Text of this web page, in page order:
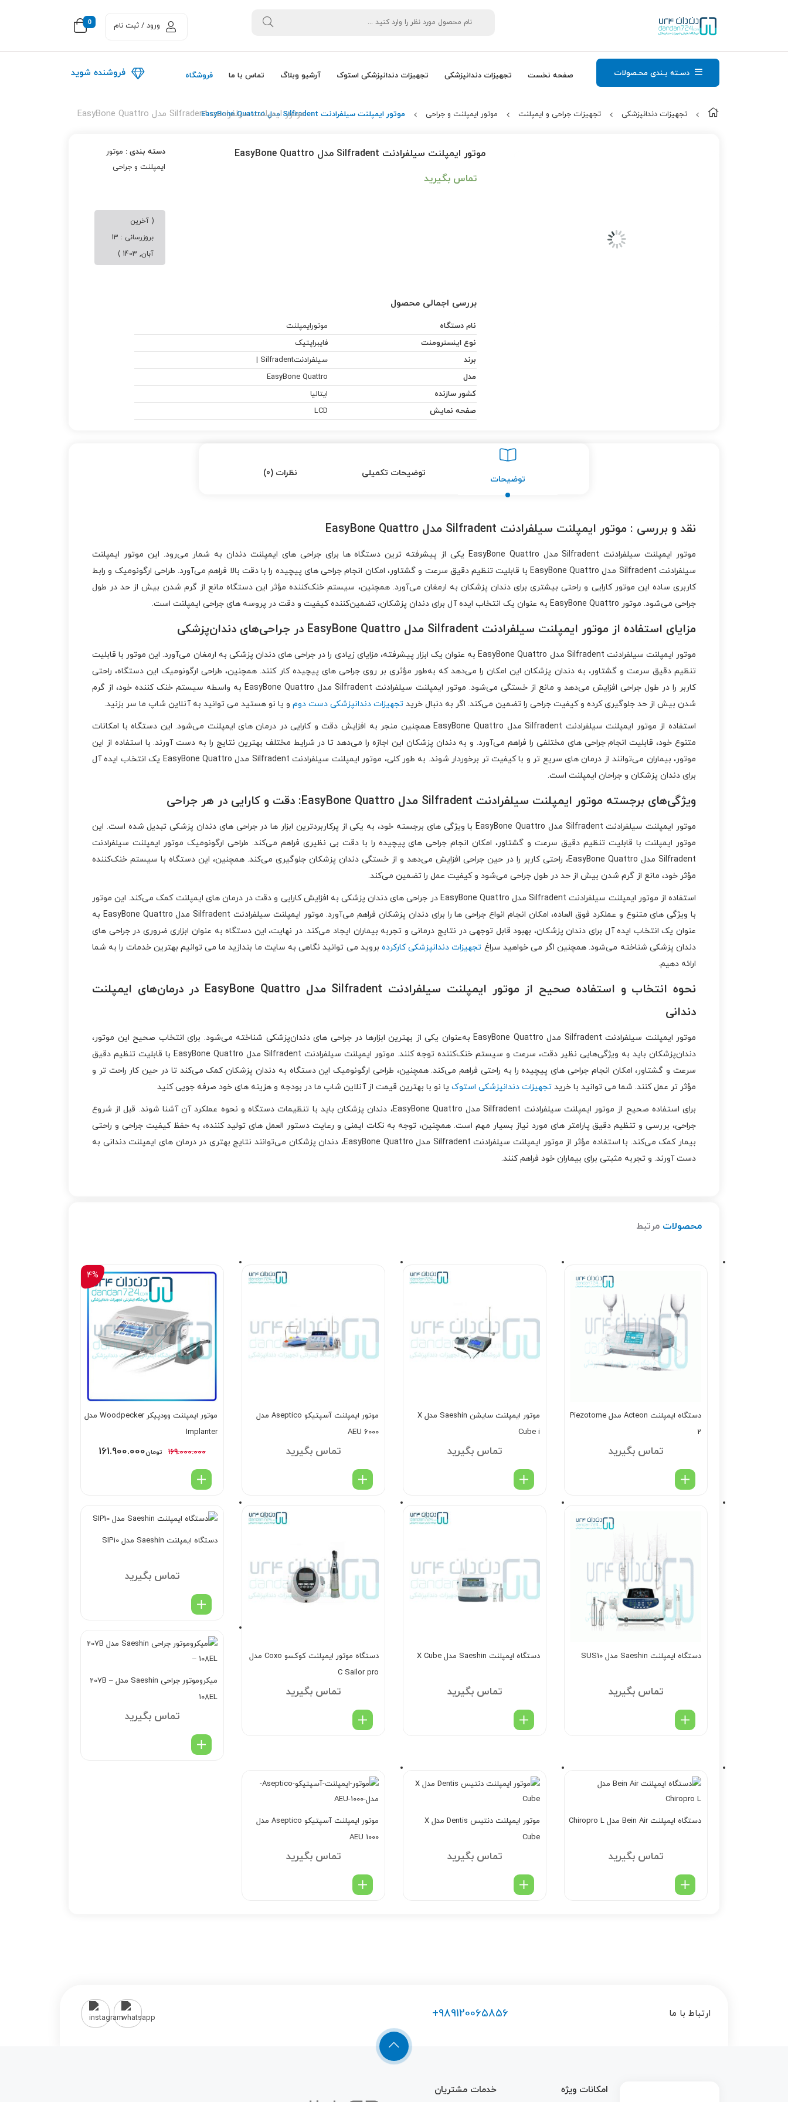
0 ورود / ثبت نام
دسـته بـندی محـصولات صفحه نخست تجهیزات دندانپزشکی تجهیزات دندانپزشکی استوک آرشیو وبلاگ تماس با ما فروشگاه فروشنده شوید
موتور ایمپلنت سیلفرادنت Silfradent مدل EasyBone Quattro تجهیزات دندانپزشکی تجهیزات جراحی و ایمپلنت موتور ایمپلنت و جراحی موتور ایمپلنت سیلفرادنت Silfradent مدل EasyBone Quattro
موتور ایمپلنت سیلفرادنت Silfradent مدل EasyBone Quattro
تماس بگیرید
دسته بندی : موتور
ایمپلنت و جراحی
( آخرین
بروزرسانی : 13
آبان, 1403 )
بررسی اجمالی محصول
نام دستگاه
موتورایمپلنت
نوع اینسترومنت
فایبراپتیک
برند
سیلفرادنتSilfradent |
مدل
EasyBone Quattro
کشور سازنده
ایتالیا
صفحه نمایش
LCD
توضیحات
توضیحات تکمیلی نظرات (0)
نقد و بررسی : موتور ایمپلنت سیلفرادنت Silfradent مدل EasyBone Quattro
موتور ایمپلنت سیلفرادنت Silfradent مدل EasyBone Quattro یکی از پیشرفته ‌ترین دستگاه ‌ها برای جراحی های ایمپلنت دندان به شمار می‌رود. این موتور ایمپلنت
سیلفرادنت Silfradent مدل EasyBone Quattro با قابلیت تنظیم دقیق سرعت و گشتاور، امکان انجام جراحی های پیچیده را با دقت بالا فراهم می‌آورد. طراحی ارگونومیک و رابط
کاربری ساده این موتور کارایی و راحتی بیشتری برای دندان ‌پزشکان به ارمغان می‌آورد. همچنین، سیستم خنک‌کننده مؤثر این دستگاه مانع از گرم شدن بیش از حد در طول
جراحی می‌شود. موتور EasyBone Quattro به‌ عنوان یک انتخاب ایده ‌آل برای دندان ‌پزشکان، تضمین‌کننده کیفیت و دقت در پروسه‌ های جراحی ایمپلنت است.
مزایای استفاده از موتور ایمپلنت سیلفرادنت Silfradent مدل EasyBone Quattro در جراحی‌های دندان‌پزشکی
موتور ایمپلنت سیلفرادنت Silfradent مدل EasyBone Quattro به ‌عنوان یک ابزار پیشرفته، مزایای زیادی را در جراحی‌ های دندان‌ پزشکی به ارمغان می‌آورد. این موتور با قابلیت
تنظیم دقیق سرعت و گشتاور، به دندان ‌پزشکان این امکان را می‌دهد که به‌طور مؤثری بر روی جراحی ‌های پیچیده کار کنند. همچنین، طراحی ارگونومیک این دستگاه، راحتی
کاربر را در طول جراحی افزایش می‌دهد و مانع از خستگی می‌شود. موتور ایمپلنت سیلفرادنت Silfradent مدل EasyBone Quattro به ‌واسطه سیستم خنک‌ کننده خود، از گرم
شدن بیش از حد جلوگیری کرده و کیفیت جراحی را تضمین می‌کند. اگر به دنبال خرید تجهیزات دندانپزشکی دست دوم و یا نو هستید می توانید به آنلاین شاپ ما سر بزنید.
استفاده از موتور ایمپلنت سیلفرادنت Silfradent مدل EasyBone Quattro همچنین منجر به افزایش دقت و کارایی در درمان های ایمپلنت می‌شود. این دستگاه با امکانات
متنوع خود، قابلیت انجام جراحی‌ های مختلفی را فراهم می‌آورد. و به دندان‌ پزشکان این اجازه را می‌دهد تا در شرایط مختلف بهترین نتایج را به دست آورند. با استفاده از این
موتور، بیماران می‌توانند از درمان ‌های سریع ‌تر و با کیفیت ‌تر برخوردار شوند. به‌ طور کلی، موتور ایمپلنت سیلفرادنت Silfradent مدل EasyBone Quattro یک انتخاب ایده‌ آل
برای دندان ‌پزشکان و جراحان ایمپلنت است.
ویژگی‌های برجسته موتور ایمپلنت سیلفرادنت Silfradent مدل EasyBone Quattro: دقت و کارایی در هر جراحی
موتور ایمپلنت سیلفرادنت Silfradent مدل EasyBone Quattro با ویژگی‌ های برجسته خود، به یکی از پرکاربردترین ابزار ها در جراحی ‌های دندان ‌پزشکی تبدیل شده است. این
موتور ایمپلنت با قابلیت تنظیم دقیق سرعت و گشتاور، امکان انجام جراحی ‌های پیچیده را با دقت بی‌ نظیری فراهم می‌کند. طراحی ارگونومیک موتور ایمپلنت سیلفرادنت
Silfradent مدل EasyBone Quattro، راحتی کاربر را در حین جراحی افزایش می‌دهد و از خستگی دندان‌ پزشکان جلوگیری می‌کند. همچنین، این دستگاه با سیستم خنک‌کننده
مؤثر خود، مانع از گرم شدن بیش از حد در طول جراحی می‌شود و کیفیت عمل را تضمین می‌کند.
استفاده از موتور ایمپلنت سیلفرادنت Silfradent مدل EasyBone Quattro در جراحی‌ های دندان‌ پزشکی به افزایش کارایی و دقت در درمان‌ های ایمپلنت کمک می‌کند. این موتور
با ویژگی ‌های متنوع و عملکرد فوق‌ العاده، امکان انجام انواع جراحی ‌ها را برای دندان ‌پزشکان فراهم می‌آورد. موتور ایمپلنت سیلفرادنت Silfradent مدل EasyBone Quattro به‌
عنوان یک انتخاب ایده‌ آل برای دندان‌ پزشکان، بهبود قابل توجهی در نتایج درمانی و تجربه بیماران ایجاد می‌کند. در نهایت، این دستگاه به ‌عنوان ابزاری ضروری در جراحی ‌های
دندان‌ پزشکی شناخته می‌شود. همچنین اگر می خواهید سراغ تجهیزات دندانپزشکی کارکرده بروید می توانید نگاهی به سایت ما بندازید ما می توانیم بهترین خدمات را به شما
ارائه دهیم.
نحوه انتخاب و استفاده صحیح از موتور ایمپلنت سیلفرادنت Silfradent مدل EasyBone Quattro در درمان‌های ایمپلنت
دندانی
موتور ایمپلنت سیلفرادنت Silfradent مدل EasyBone Quattro به‌عنوان یکی از بهترین ابزارها در جراحی ‌های دندان‌پزشکی شناخته می‌شود. برای انتخاب صحیح این موتور،
دندان‌پزشکان باید به ویژگی‌هایی نظیر دقت، سرعت و سیستم خنک‌کننده توجه کنند. موتور ایمپلنت سیلفرادنت Silfradent مدل EasyBone Quattro با قابلیت تنظیم دقیق
سرعت و گشتاور، امکان انجام جراحی ‌های پیچیده را به راحتی فراهم می‌کند. همچنین، طراحی ارگونومیک این دستگاه به دندان ‌پزشکان کمک می‌کند تا در حین کار راحت ‌تر و
مؤثر تر عمل کنند. شما می توانید با خرید تجهیزات دندانپزشکی استوک یا نو با بهترین قیمت از آنلاین شاپ ما در بودجه و هزینه های خود صرفه جویی کنید
برای استفاده صحیح از موتور ایمپلنت سیلفرادنت Silfradent مدل EasyBone Quattro، دندان‌ پزشکان باید با تنظیمات دستگاه و نحوه عملکرد آن آشنا شوند. قبل از شروع
جراحی، بررسی و تنظیم دقیق پارامتر های مورد نیاز بسیار مهم است. همچنین، توجه به نکات ایمنی و رعایت دستور العمل‌ های تولید کننده، به حفظ کیفیت جراحی و راحتی
بیمار کمک می‌کند. با استفاده مؤثر از موتور ایمپلنت سیلفرادنت Silfradent مدل EasyBone Quattro، دندان ‌پزشکان می‌توانند نتایج بهتری در درمان ‌های ایمپلنت دندانی به‌
دست آورند. و تجربه مثبتی برای بیماران خود فراهم کنند.
محصولات مرتبط
دستگاه ایمپلنت Acteon مدل Piezotome
2
تماس بگیرید
موتور ایمپلنت سایشن Saeshin مدل X
Cube i
تماس بگیرید
موتور ایمپلنت آسپتیکو Aseptico مدل
AEU 6000
تماس بگیرید
4%
موتور ایمپلنت وودپیکر Woodpecker مدل
Implanter
169.000.000
تومان161.900.000
دستگاه ایمپلنت Saeshin مدل SUS10
تماس بگیرید
دستگاه ایمپلنت Saeshin مدل X Cube
تماس بگیرید
دستگاه موتور ایمپلنت کوکسو Coxo مدل
C Sailor pro
تماس بگیرید
دستگاه ایمپلنت Saeshin مدل SIP10
تماس بگیرید
میکروموتور جراحی Saeshin مدل 207B –
108EL
تماس بگیرید
دستگاه ایمپلنت Bein Air مدل Chiropro L
تماس بگیرید
موتور ایمپلنت دنتیس Dentis مدل X
Cube
تماس بگیرید
موتور ایمپلنت آسپتیکو Aseptico مدل
AEU 1000
تماس بگیرید
ارتباط با ما +989120065856
امکانات ویژه خدمات مشتریان